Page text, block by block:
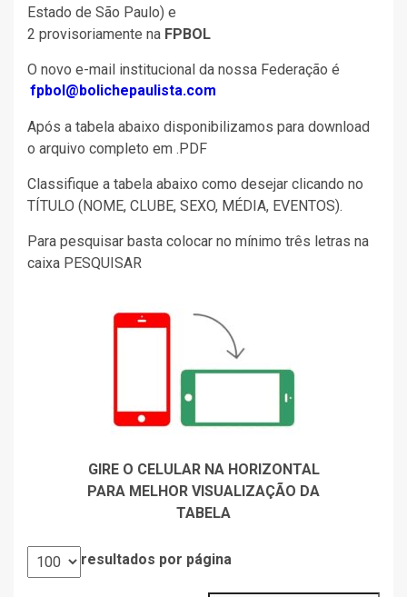
Estado de São Paulo) e
2 provisoriamente na FPBOL
O novo e-mail institucional da nossa Federação é
fpbol@bolichepaulista.com
Após a tabela abaixo disponibilizamos para download
o arquivo completo em .PDF
Classifique a tabela abaixo como desejar clicando no
TÍTULO (NOME, CLUBE, SEXO, MÉDIA, EVENTOS).
Para pesquisar basta colocar no mínimo três letras na
caixa PESQUISAR
GIRE O CELULAR NA HORIZONTAL
PARA MELHOR VISUALIZAÇÃO DA
TABELA
resultados por página